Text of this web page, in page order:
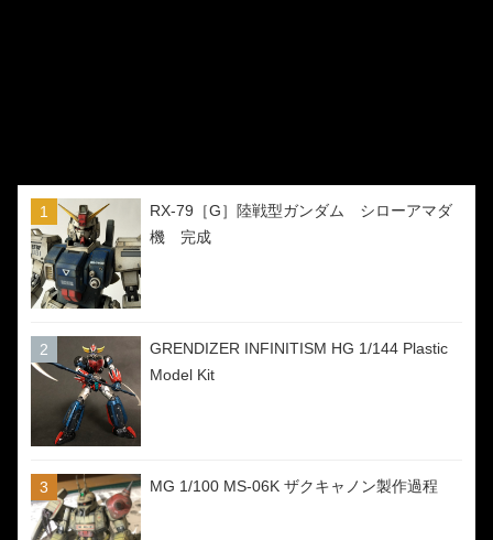
RX-79［G］陸戦型ガンダム シローアマダ
機 完成
GRENDIZER INFINITISM HG 1/144 Plastic
Model Kit
MG 1/100 MS-06K ザクキャノン製作過程